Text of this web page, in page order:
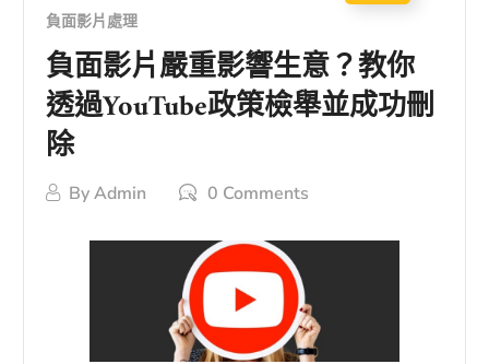
負面影片處理
負面影片嚴重影響生意？教你
透過YouTube政策檢舉並成功刪
除
ByAdmin 0 Comments